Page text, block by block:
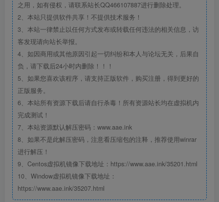
之用，如有侵权，请联系站长QQ466107887进行删除处理。
2、本站只提供软件共享！不提供技术服务！
3、本站一律禁止以任何方式发布或转载任何违法的相关信息，访
客发现请向站长举报。
4、如因商用或其他原因引起一切纠纷和本人与论坛无关，后果自
负，请下载后24小时内删除！！！
5、如果您喜欢该程序，请支持正版软件，购买注册，得到更好的
正版服务。
6、本站所有资源下载后请自行杀毒！所有资源站长均在虚拟机内
完成测试！
7、本站资源默认解压密码：www.aae.ink
8、如果不是此解压密码，注意看压缩包的注释，推荐使用winrar
进行解压！
9、Centos虚拟机镜像下载地址：https://www.aae.ink/35201.html
10、Window虚拟机镜像下载地址：
https://www.aae.ink/35207.html